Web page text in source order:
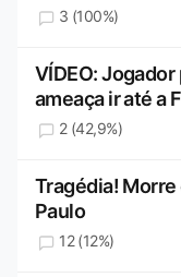
3 (100%)
VÍDEO: Jogador
ameaça ir até a
2 (42,9%)
Tragédia!
Paulo
12 (12%)